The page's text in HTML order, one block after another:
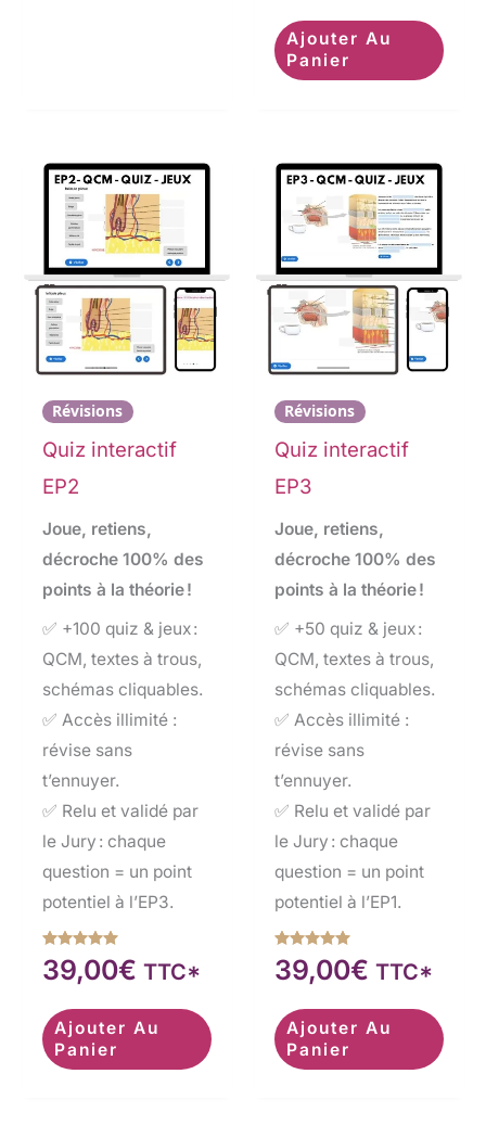
Ajouter Au
Panier
Révisions
Quiz interactif
EP2
Joue, retiens,
décroche 100% des
points à la théorie !
✅ +100 quiz & jeux :
QCM, textes à trous,
schémas cliquables.
✅ Accès illimité :
révise sans
t’ennuyer.
✅ Relu et validé par
le Jury : chaque
question = un point
potentiel à l’EP3.
Note
5.00
sur 5
39,00€ TTC*
Ajouter Au
Panier
Révisions
Quiz interactif
EP3
Joue, retiens,
décroche 100% des
points à la théorie !
✅ +50 quiz & jeux :
QCM, textes à trous,
schémas cliquables.
✅ Accès illimité :
révise sans
t’ennuyer.
✅ Relu et validé par
le Jury : chaque
question = un point
potentiel à l’EP1.
Note
5.00
sur 5
39,00€ TTC*
Ajouter Au
Panier